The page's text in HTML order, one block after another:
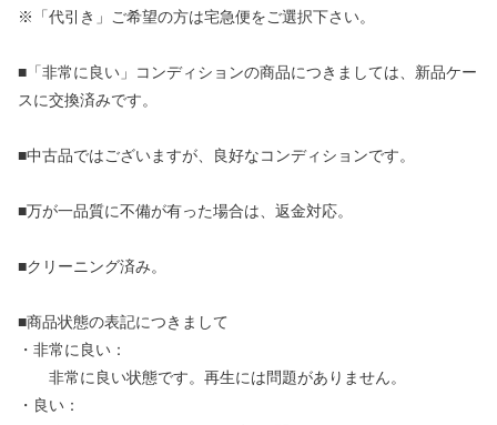
※「代引き」ご希望の方は宅急便をご選択下さい。
■「非常に良い」コンディションの商品につきましては、新品ケー
スに交換済みです。
■中古品ではございますが、良好なコンディションです。
■万が一品質に不備が有った場合は、返金対応。
■クリーニング済み。
■商品状態の表記につきまして
・非常に良い：
非常に良い状態です。再生には問題がありません。
・良い：